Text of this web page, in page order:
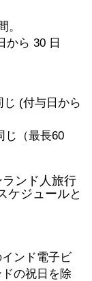
。
から 30 日
(付与日から
じ（最長60
ンド人旅行
ケジュールと
ンド電子ビ
の祝日を除